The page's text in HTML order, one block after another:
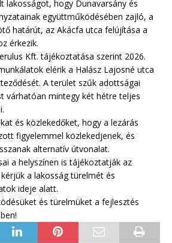
lakosságot, hogy Dunavarsány és
együttműködésében zajló, a
határút, az Akácfa utca felújítása a
érkezik.
Kft. tájékoztatása szerint 2026.
elérik a Halász Lajosné utca
A terület szűk adottságai
várhatóan mintegy két hétre teljes
és közlekedőket, hogy a lezárás
figyelemmel közlekedjenek, és
alternatív útvonalat.
a helyszínen is tájékoztatják az
a lakosság türelmét és
ideje alatt.
és türelmüket a fejlesztés